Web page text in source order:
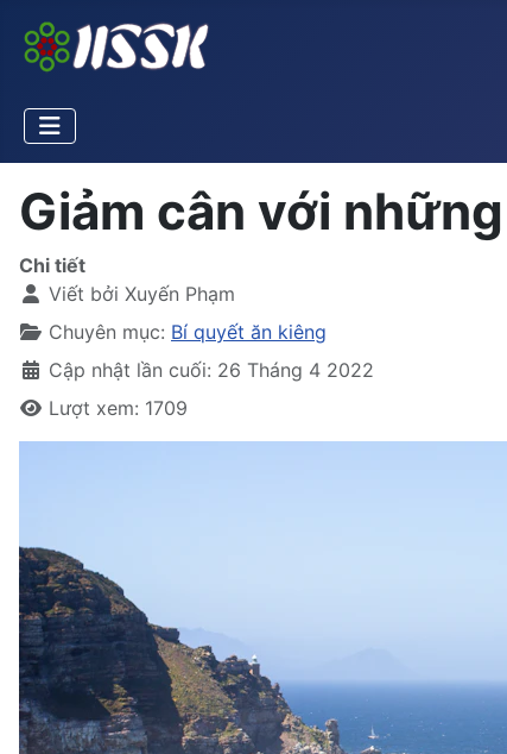
Giảm cân với
Chi tiết
Viết bởi Xuyến Phạm
Chuyên mục: Bí quyết ăn kiêng
Cập nhật lần cuối: 26 Tháng 4 2022
Lượt xem: 1709